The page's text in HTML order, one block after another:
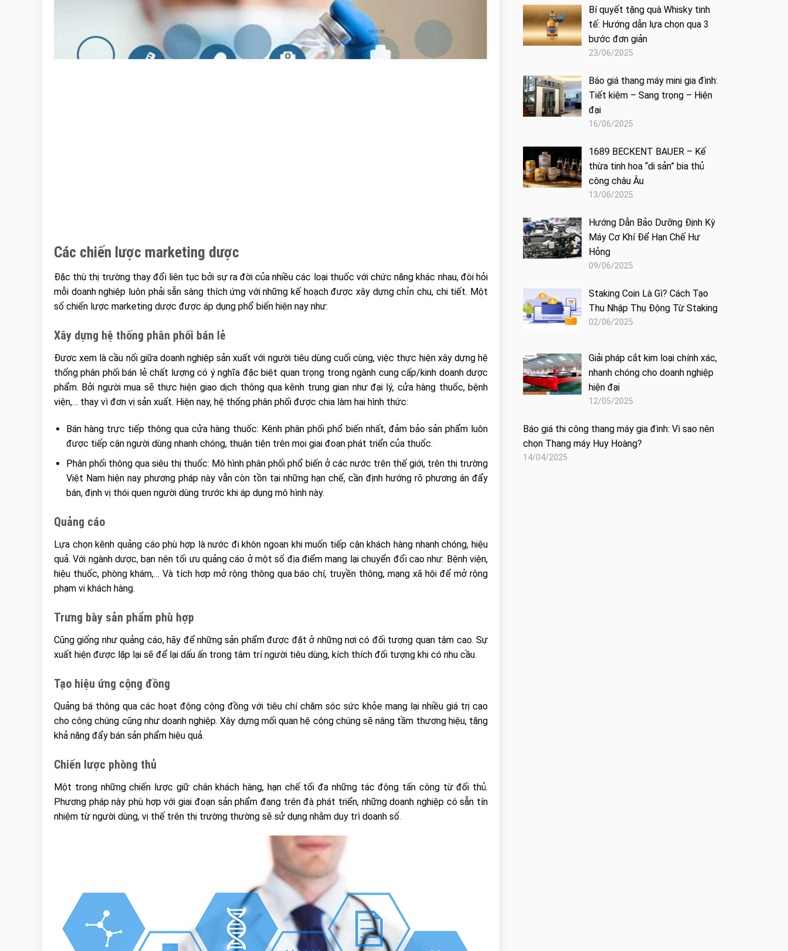
Các chiến lược marketing dược
Đặc thù thị trường thay đổi liên tục bởi sự ra đời của nhiều các loại thuốc với chức năng khác nhau, đòi hỏi
mỗi doanh nghiệp luôn phải sẵn sàng thích ứng với những kế hoạch được xây dựng chỉn chu, chi tiết. Một
số chiến lược marketing dược được áp dụng phổ biến hiện nay như:
Xây dựng hệ thống phân phối bán lẻ
Được xem là cầu nối giữa doanh nghiệp sản xuất với người tiêu dùng cuối cùng, việc thực hiện xây dựng hệ
thống phân phối bán lẻ chất lượng có ý nghĩa đặc biệt quan trọng trong ngành cung cấp/kinh doanh dược
phẩm. Bởi người mua sẽ thực hiện giao dịch thông qua kênh trung gian như đại lý, cửa hàng thuốc, bệnh
viện,… thay vì đơn vị sản xuất. Hiện nay, hệ thống phân phối được chia làm hai hình thức:
Bán hàng trực tiếp thông qua cửa hàng thuốc: Kênh phân phối phổ biến nhất, đảm bảo sản phẩm luôn
được tiếp cận người dùng nhanh chóng, thuận tiện trên mọi giai đoạn phát triển của thuốc.
Phân phối thông qua siêu thị thuốc: Mô hình phân phối phổ biến ở các nước trên thế giới, trên thị trường
Việt Nam hiện nay phương pháp này vẫn còn tồn tại những hạn chế, cần định hướng rõ phương án đẩy
bán, định vị thói quen người dùng trước khi áp dụng mô hình này.
Quảng cáo
Lựa chọn kênh quảng cáo phù hợp là nước đi khôn ngoan khi muốn tiếp cận khách hàng nhanh chóng, hiệu
quả. Với ngành dược, bạn nên tối ưu quảng cáo ở một số địa điểm mang lại chuyển đổi cao như: Bệnh viện,
hiệu thuốc, phòng khám,… Và tích hợp mở rộng thông qua báo chí, truyền thông, mạng xã hội để mở rộng
phạm vi khách hàng.
Trưng bày sản phẩm phù hợp
Cũng giống như quảng cáo, hãy để những sản phẩm được đặt ở những nơi có đối tượng quan tâm cao. Sự
xuất hiện được lặp lại sẽ để lại dấu ấn trong tâm trí người tiêu dùng, kích thích đối tượng khi có nhu cầu.
Tạo hiệu ứng cộng đồng
Quảng bá thông qua các hoạt động cộng đồng với tiêu chí chăm sóc sức khỏe mang lại nhiều giá trị cao
cho công chúng cũng như doanh nghiệp. Xây dựng mối quan hệ công chúng sẽ nâng tầm thương hiệu, tăng
khả năng đẩy bán sản phẩm hiệu quả.
Chiến lược phòng thủ
Một trong những chiến lược giữ chân khách hàng, hạn chế tối đa những tác động tấn công từ đối thủ.
Phương pháp này phù hợp với giai đoạn sản phẩm đang trên đà phát triển, những doanh nghiệp có sẵn tín
nhiệm từ người dùng, vị thế trên thị trường thường sẽ sử dụng nhằm duy trì doanh số.
Bí quyết tặng quà Whisky tinh
tế: Hướng dẫn lựa chọn qua 3
bước đơn giản
23/06/2025
Báo giá thang máy mini gia đình:
Tiết kiệm – Sang trọng – Hiện
đại
16/06/2025
1689 BECKENT BAUER – Kế
thừa tinh hoa “di sản” bia thủ
công châu Âu
13/06/2025
Hướng Dẫn Bảo Dưỡng Định Kỳ
Máy Cơ Khí Để Hạn Chế Hư
Hỏng
09/06/2025
Staking Coin Là Gì? Cách Tạo
Thu Nhập Thụ Động Từ Staking
02/06/2025
Giải pháp cắt kim loại chính xác,
nhanh chóng cho doanh nghiệp
hiện đại
12/05/2025
Báo giá thi công thang máy gia đình: Vì sao nên
chọn Thang máy Huy Hoàng?
14/04/2025